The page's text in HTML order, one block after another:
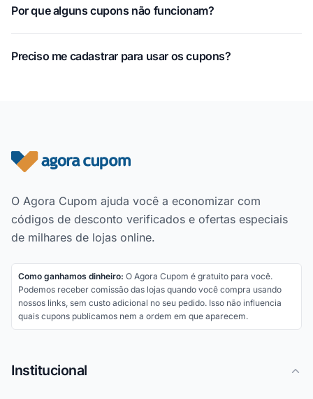
Por que alguns cupons não funcionam?
Preciso me cadastrar para usar os cupons?
Rodapé do site
O Agora Cupom ajuda você a economizar com
códigos de desconto verificados e ofertas especiais
de milhares de lojas online.
Como ganhamos dinheiro: O Agora Cupom é gratuito para você.
Podemos receber comissão das lojas quando você compra usando
nossos links, sem custo adicional no seu pedido. Isso não influencia
quais cupons publicamos nem a ordem em que aparecem.
Institucional